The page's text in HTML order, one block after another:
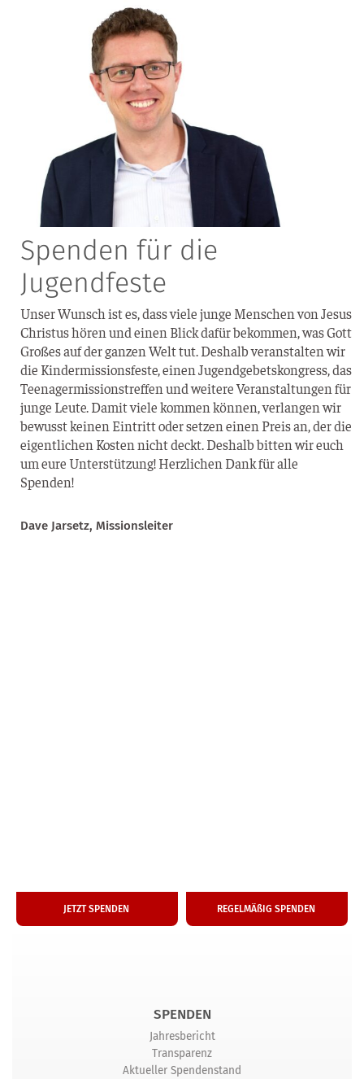
Spenden für die
Jugendfeste
Unser Wunsch ist es, dass vie­le jun­ge Men­schen von Jesus
Chris­tus hören und einen Blick dafür bekom­men, was Gott
Gro­ßes auf der gan­zen Welt tut. Des­halb ver­an­stal­ten wir
die Kin­der­mis­si­ons­fes­te, einen Jugend­ge­bets­kon­gress, das
Teen­ager­mis­si­ons­tref­fen und wei­te­re Ver­an­stal­tun­gen für
jun­ge Leu­te. Damit vie­le kom­men kön­nen, ver­lan­gen wir
bewusst kei­nen Ein­tritt oder set­zen einen Preis an, der die
eigent­li­chen Kos­ten nicht deckt. Des­halb bit­ten wir euch
um eure Unter­stüt­zung! Herz­li­chen Dank für alle
Spenden!
Dave Jar­setz, Missionsleiter
JETZT SPENDEN REGEL­MÄ­ßIG SPENDEN
SPENDEN
Jahresbericht
Transparenz
Aktueller Spendenstand